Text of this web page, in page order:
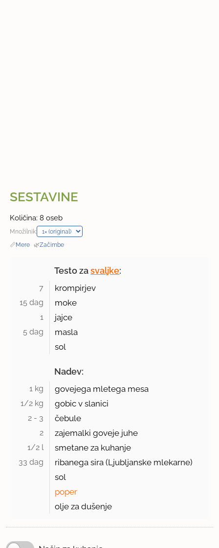
SESTAVINE
Količina: 8 oseb
Množilnik:
📏Mere · 🌿Začimbe
Testo zasvaljke:
7 krompirjev
15 dag moke
1 jajce
5 dag
masla
sol
Nadev:
1 kg govejega mletega mesa
1/2 kg gobic v slanici
2 - 3 čebule
2 zajemalki goveje juhe
1/2 l smetane za kuhanje
33 dag
ribanega sira (Ljubljanske mlekarne)
sol
poper
olje za dušenje